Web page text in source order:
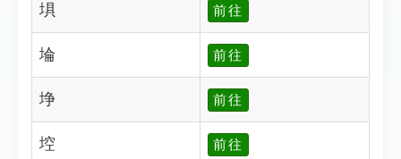
埧 前往
埨 前往
埩 前往
埪 前往